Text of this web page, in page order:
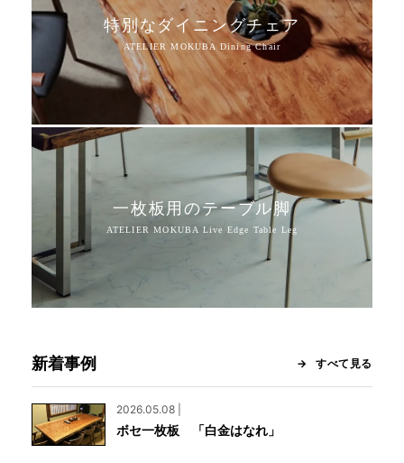
特別なダイニングチェア
一枚板用のテーブル脚
新着事例 すべて見る
2026.05.08 |
ボセ一枚板 「白金はなれ」